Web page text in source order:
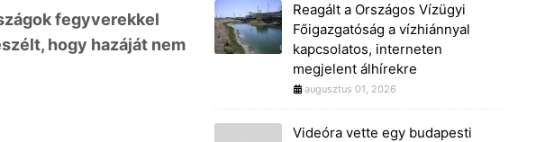
fegyverekkel
hogy hazáját nem
Reagált a Országos Vízügyi
Főigazgatóság a vízhiánnyal
kapcsolatos, interneten
megjelent álhírekre
augusztus 01, 2026
Videóra vette egy budapesti